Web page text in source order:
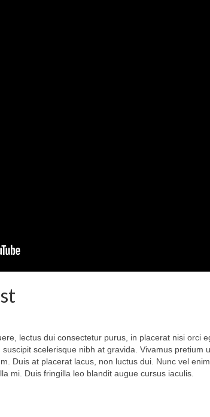
lectus dui consectetur purus, in placerat nisi orci
scelerisque nibh at gravida. Vivamus pretium
Duis at placerat lacus, non luctus dui. Nunc vel
mi. Duis fringilla leo blandit augue cursus iaculis.